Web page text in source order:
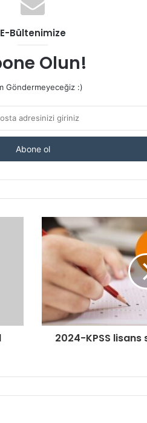
E-Bültenimize
Olun!
Göndermeyeceğiz :)
2024-KPSS lisans